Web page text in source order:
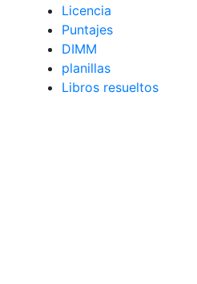
Licencia
Puntajes
DIMM
planillas
Libros resueltos